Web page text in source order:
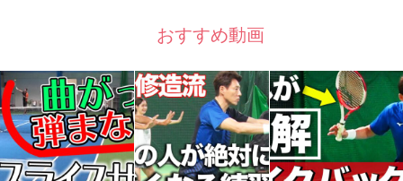
おすすめ動画